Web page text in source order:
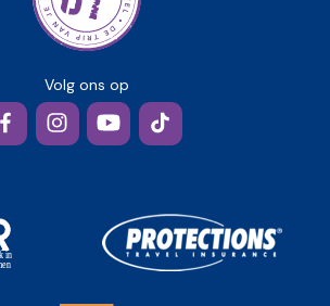
Volg ons op
FacebookInstagramYouTubeTikTok